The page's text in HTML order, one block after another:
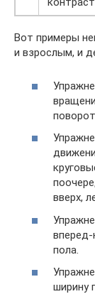
Вот примеры
и взрослым, и
вверх,
пола.
ширину